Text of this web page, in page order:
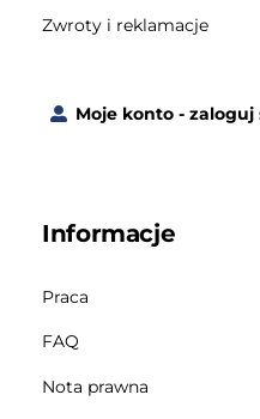
Zwroty i reklamacje
Moje konto - zaloguj
Informacje
Praca
FAQ
Nota prawna